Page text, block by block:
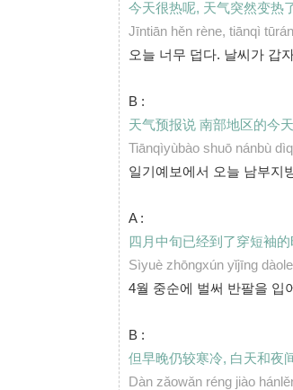
今天很热呢, 天气突然变热
Jīntiān hěn rène, tiānqì tūrán
오늘 너무 덥다. 날씨가 갑
B :
天气预报说 南部地区的今
Tiānqìyùbào shuō nánbù
일기예보에서 오늘 남부지
A :
四月中旬已经到了穿短袖
Sìyuè zhōngxún yǐjīng
4월 중순에 벌써 반팔을 입
B :
但早晚仍较寒冷, 白天和夜
Dàn zǎowǎn réng jiào